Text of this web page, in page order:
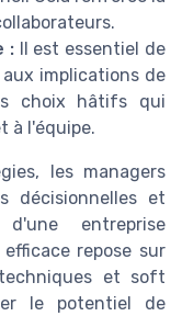
:Il est essentiel de
implications de
choix hâtifs qui
à l'équipe.
les managers
décisionnelles et
entreprise
repose sur
et soft
le potentiel de